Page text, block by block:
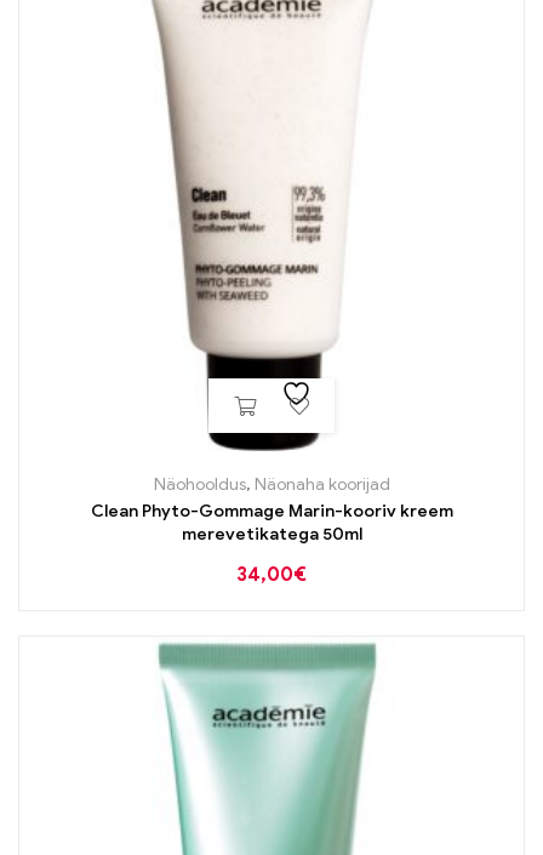
Näohooldus, Näonaha koorijad
Clean Phyto-Gommage Marin-kooriv kreem
merevetikatega 50ml
34,00€